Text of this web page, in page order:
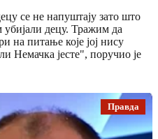
се не напуштају зато што
убијали децу. Тражим да
на питање које јој нису
Немачка јесте", поручио је
Правда